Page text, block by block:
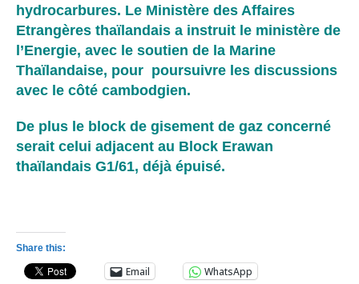
hydrocarbures. Le Ministère des Affaires
Etrangères thaïlandais a instruit le ministère de
l’Energie, avec le soutien de la Marine
Thaïlandaise, pour poursuivre les discussions
avec le côté cambodgien.
De plus le block de gisement de gaz concerné
serait celui adjacent au Block Erawan
thaïlandais G1/61, déjà épuisé.
Share this:
Email
WhatsApp